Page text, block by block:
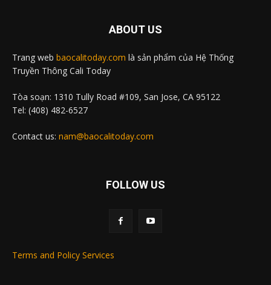
ABOUT US
Trang web baocalitoday.com là sản phẩm của Hệ Thống
Truyền Thông Cali Today
Tòa soạn: 1310 Tully Road #109, San Jose, CA 95122
Tel: (408) 482-6527
Contact us: nam@baocalitoday.com
FOLLOW US
Terms and Policy Services